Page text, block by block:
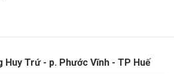
Huy Trứ - p. Phước Vĩnh - TP Huế